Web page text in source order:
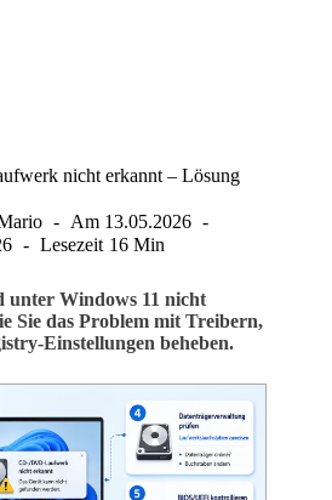
nicht erkannt – Lösung
Am 13.05.2026
Lesezeit 16 Min
Windows 11 nicht
Sie das Problem mit Treibern,
Einstellungen beheben.